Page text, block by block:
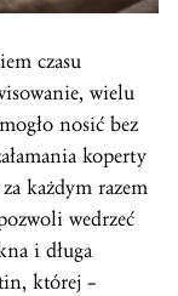
czasu
wielu
nosić bez
koperty
każdym razem
wedrzeć
i długa
której –